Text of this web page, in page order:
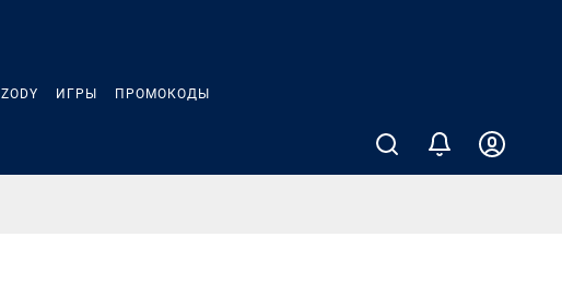
ZODY ИГРЫ ПРОМОКОДЫ